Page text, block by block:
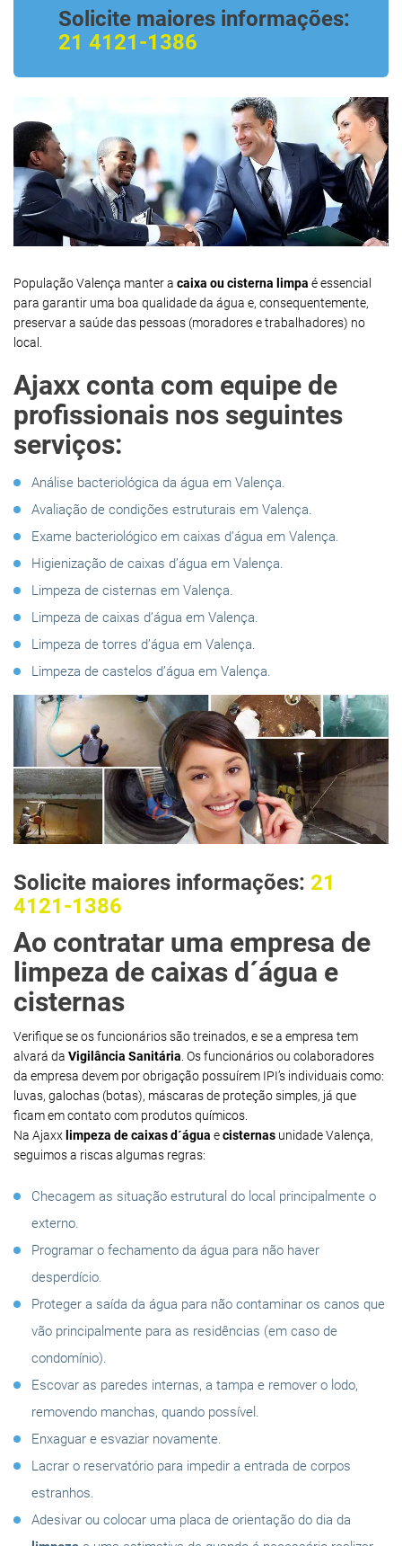
Solicite maiores informações:
21 4121-1386
População Valença manter a caixa ou cisterna limpa é essencial
para garantir uma boa qualidade da água e, consequentemente,
preservar a saúde das pessoas (moradores e trabalhadores) no
local.
Ajaxx conta com equipe de
profissionais nos seguintes
serviços:
Análise bacteriológica da água em Valença.
Avaliação de condições estruturais em Valença.
Exame bacteriológico em caixas d’água em Valença.
Higienização de caixas d’água em Valença.
Limpeza de cisternas em Valença.
Limpeza de caixas d’água em Valença.
Limpeza de torres d’água em Valença.
Limpeza de castelos d’água em Valença.
Solicite maiores informações: 21
4121-1386
Ao contratar uma empresa de
limpeza de caixas d´água e
cisternas
Verifique se os funcionários são treinados, e se a empresa tem
alvará da Vigilância Sanitária . Os funcionários ou colaboradores
da empresa devem por obrigação possuírem IPI’s individuais como:
luvas, galochas (botas), máscaras de proteção simples, já que
ficam em contato com produtos químicos.
Na Ajaxx limpeza de caixas d´água ecisternas unidade Valença,
seguimos a riscas algumas regras:
Checagem as situação estrutural do local principalmente o
externo.
Programar o fechamento da água para não haver
desperdício.
Proteger a saída da água para não contaminar os canos que
vão principalmente para as residências (em caso de
condomínio).
Escovar as paredes internas, a tampa e remover o lodo,
removendo manchas, quando possível.
Enxaguar e esvaziar novamente.
Lacrar o reservatório para impedir a entrada de corpos
estranhos.
Adesivar ou colocar uma placa de orientação do dia da